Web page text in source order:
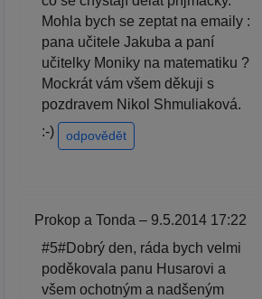
Mohla bych se zeptat na emaily :
pana učitele Jakuba a paní
učitelky Moniky na matematiku ?
Mockrát vám všem děkuji s
pozdravem Nikol Shmuliaková.
:-)
odpovědět
Prokop a Tonda – 9.5.2014 17:22
#5#Dobrý den, ráda bych velmi
poděkovala panu Husarovi a
všem ochotným a nadšeným